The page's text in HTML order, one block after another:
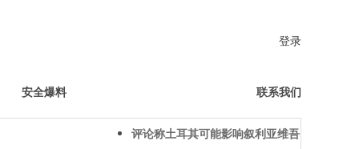
登录
安全爆料 联系我们
评论称土耳其可能影响叙利亚维吾尔人下一代身